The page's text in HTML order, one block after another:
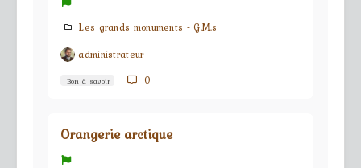
Les grands monuments - G.M.s
administrateur
Bon à savoir 0
Orangerie arctique